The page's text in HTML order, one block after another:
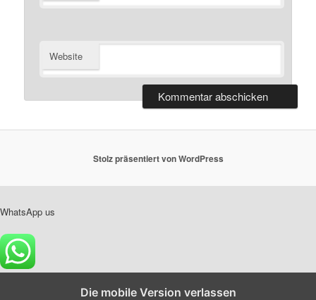
Website
Stolz präsentiert von WordPress
WhatsApp us
Die mobile Version verlassen